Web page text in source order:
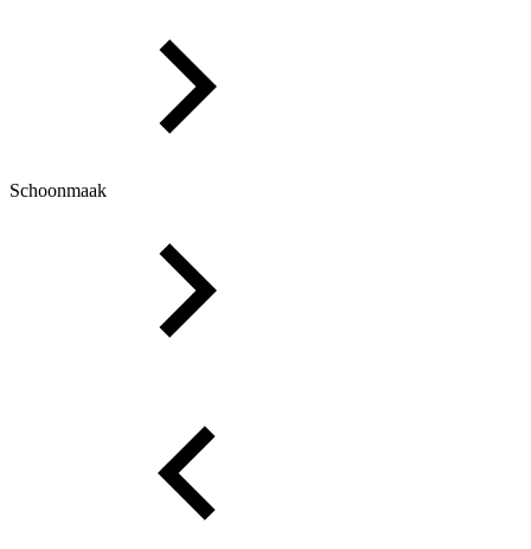
Schoonmaak